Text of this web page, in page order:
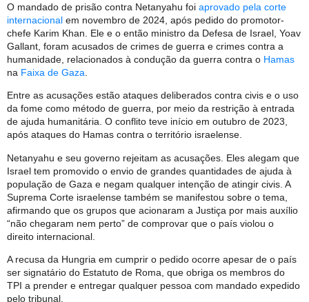
O mandado de prisão contra Netanyahu foi aprovado pela corte
internacional em novembro de 2024, após pedido do promotor-
chefe Karim Khan. Ele e o então ministro da Defesa de Israel, Yoav
Gallant, foram acusados de crimes de guerra e crimes contra a
humanidade, relacionados à condução da guerra contra o Hamas
na Faixa de Gaza
Entre as acusações estão ataques deliberados contra civis e o uso
da fome como método de guerra, por meio da restrição à entrada
de ajuda humanitária. O conflito teve início em outubro de 2023,
após ataques do Hamas contra o território israelense.
Netanyahu e seu governo rejeitam as acusações. Eles alegam que
Israel tem promovido o envio de grandes quantidades de ajuda à
população de Gaza e negam qualquer intenção de atingir civis. A
Suprema Corte israelense também se manifestou sobre o tema,
afirmando que os grupos que acionaram a Justiça por mais auxílio
“não chegaram nem perto” de comprovar que o país violou o
direito internacional.
A recusa da Hungria em cumprir o pedido ocorre apesar de o país
ser signatário do Estatuto de Roma, que obriga os membros do
TPI a prender e entregar qualquer pessoa com mandado expedido
pelo tribunal.